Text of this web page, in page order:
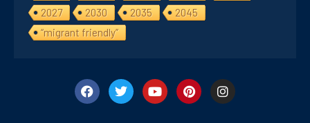
2027
2030 2035
2045
“migrant friendly”